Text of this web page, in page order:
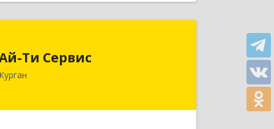
Ти Сервис
Курган
640032, Курганская обл, г.о. Город
Курган, Курган г, Бажова ул, дом № 49,